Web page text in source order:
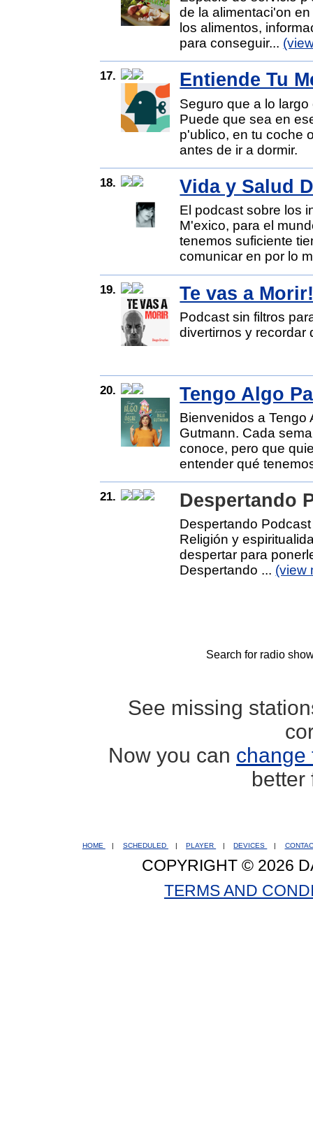
de la alimentaci'on
los alimentos,
para conseguir...
17. Entiende Tu
Seguro que a lo
Puede que sea en
p'ublico, en tu coche
antes de ir a dormir.
18. Vida y Salud
El podcast sobre los
M'exico, para el
tenemos suficiente
comunicar en por lo
19. Te vas a
Podcast sin filtros
divertirnos y recordar
20. Tengo Algo
Bienvenidos a Tengo
Gutmann. Cada
conoce, pero que
entender qué
21. Despertando
Despertando
Religión y
despertar para
Despertando ... (view
Search for radio
See missing
Now you can change
better
HOME | SCHEDULED | PLAYER | DEVICES |
COPYRIGHT © 2026
TERMS AND